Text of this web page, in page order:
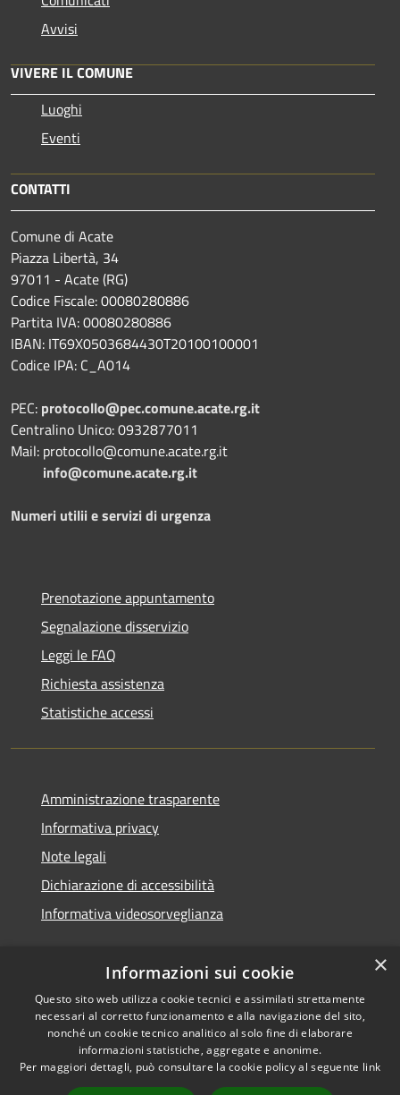
Avvisi
VIVERE IL COMUNE
Luoghi
Eventi
CONTATTI
Comune di Acate
Piazza Libertà, 34
97011 - Acate (RG)
Codice Fiscale: 00080280886
Partita IVA: 00080280886
IBAN: IT69X0503684430T20100100001
Codice IPA: C_A014
PEC: protocollo@pec.comune.acate.rg.it
Centralino Unico: 0932877011
Mail: protocollo@comune.acate.rg.it
info@comune.acate.rg.it
Numeri utilii e servizi di urgenza
Prenotazione appuntamento
Segnalazione disservizio
Leggi le FAQ
Richiesta assistenza
Statistiche accessi
Amministrazione trasparente
Informativa privacy
Note legali
Dichiarazione di accessibilità
Informativa videosorveglianza
RSS
Accessibilità
Privacy
Copyright © 2026 • Comune di
Acate • Powered by
Municipium•Accesso
redazione
×
Informazioni sui cookie
Questo sito web utilizza cookie tecnici e assimilati strettamente
necessari al corretto funzionamento e alla navigazione del sito,
nonché un cookie tecnico analitico al solo fine di elaborare
informazioni statistiche, aggregate e anonime.
Per maggiori dettagli, può consultare la cookie policy al seguente link